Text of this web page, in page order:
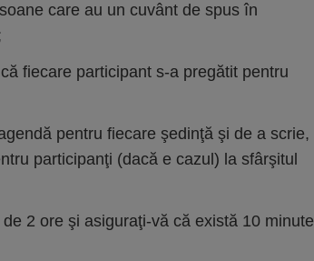
care au un cuvânt de spus în
fiecare participant s-a pregătit pentru
pentru fiecare şedinţă şi de a scrie,
participanţi (dacă e cazul) la sfârşitul
de 2 ore şi asiguraţi-vă că există 10 minute